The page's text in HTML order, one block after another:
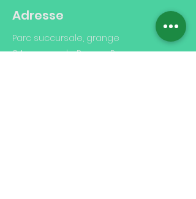
Adresse
Parc succursale, grange
84 avenue de Buros - Pau